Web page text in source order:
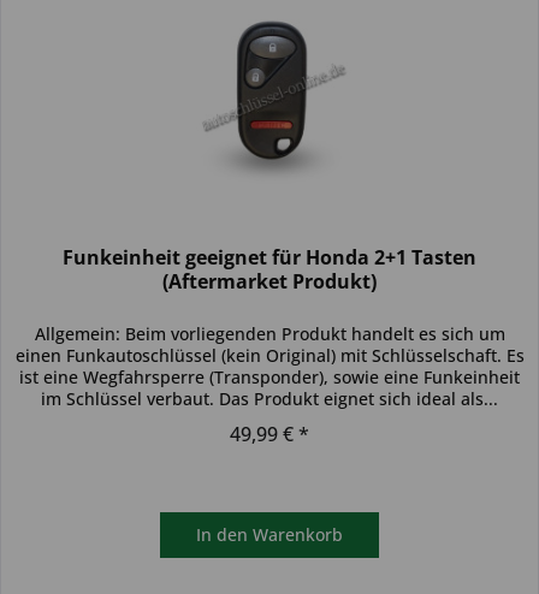
Funkeinheit geeignet für Honda 2+1 Tasten
(Aftermarket Produkt)
Allgemein: Beim vorliegenden Produkt handelt es sich um
einen Funkautoschlüssel (kein Original) mit Schlüsselschaft. Es
ist eine Wegfahrsperre (Transponder), sowie eine Funkeinheit
im Schlüssel verbaut. Das Produkt eignet sich ideal als...
49,99 € *
In den Warenkorb